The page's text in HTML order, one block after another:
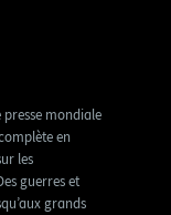
presse mondiale
en
les
guerres et
grands